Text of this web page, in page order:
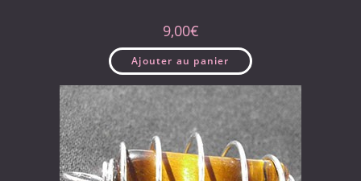
9,00€
Ajouter au panier